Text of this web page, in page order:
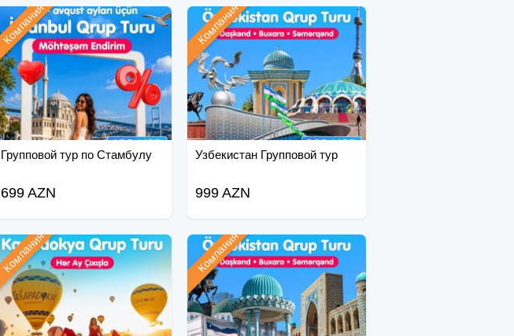
Групповой тур по Стамбулу
Компания
699 AZN
Узбекистан Групповой тур
Компания
999 AZN
Компания Компания